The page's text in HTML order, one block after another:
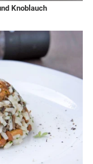
Knoblauch